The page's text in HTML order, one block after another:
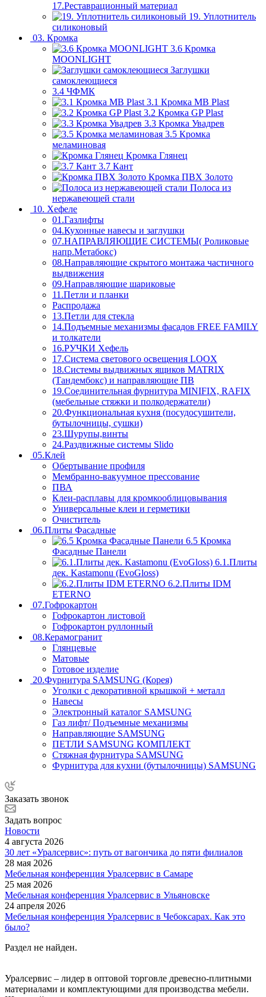
17.Реставрационный материал
19. Уплотнитель
силиконовый
03. Кромка
3.6 Кромка
MOONLIGHT
Заглушки
самоклеющиеся
3.4 ЧФМК
3.1 Кромка MB Plast
3.2 Кромка GP Plast
3.3 Кромка Увадрев
3.5 Кромка
меламиновая
Кромка Глянец
3.7 Кант
Кромка ПВХ Золото
Полоса из
нержавеющей стали
10. Хефеле
01.Газлифты
04.Кухонные навесы и заглушки
07.НАПРАВЛЯЮЩИЕ СИСТЕМЫ( Роликовые
напр.Метабокс)
08.Направляющие скрытого монтажа частичного
выдвижения
09.Направляющие шариковые
11.Петли и планки
Распродажа
13.Петли для стекла
14.Подъемные механизмы фасадов FREE FAMILY
и толкатели
16.РУЧКИ Хефель
17.Система светового освещения LOOX
18.Системы выдвижных ящиков MATRIX
(Тандембокс) и направляющие ПВ
19.Соединительная фурнитура MINIFIX, RAFIX
(мебельные стяжки и полкодержатели)
20.Функциональная кухня (посудосушители,
бутылочницы, сушки)
23.Шурупы,винты
24.Раздвижные системы Slido
05.Клей
Обертывание профиля
Мембранно-вакуумное прессование
ПВА
Клеи-расплавы для кромкооблицовывания
Универсальные клеи и герметики
Очиститель
06.Плиты Фасадные
6.5 Кромка
Фасадные Панели
6.1.Плиты
дек. Kastamonu (EvoGloss)
6.2.Плиты IDM
ETERNO
07.Гофрокартон
Гофрокартон листовой
Гофрокартон руллонный
08.Керамогранит
Глянцевые
Матовые
Готовое изделие
20.Фурнитура SAMSUNG (Корея)
Уголки с декоративной крышкой + металл
Навесы
Электронный каталог SAMSUNG
Газ лифт/ Подъемные механизмы
Направляющие SAMSUNG
ПЕТЛИ SAMSUNG КОМПЛЕКТ
Стяжная фурнитура SAMSUNG
Фурнитура для кухни (бутылочницы) SAMSUNG
Заказать звонок
Задать вопрос
Новости
4 августа 2026
30 лет «Уралсервис»: путь от вагончика до пяти филиалов
28 мая 2026
Мебельная конференция Уралсервис в Самаре
25 мая 2026
Мебельная конференция Уралсервис в Ульяновске
24 апреля 2026
Мебельная конференция Уралсервис в Чебоксарах. Как это
было?
Раздел не найден.
Уралсервис – лидер в оптовой торговле древесно-плитными
материалами и комплектующими для производства мебели.